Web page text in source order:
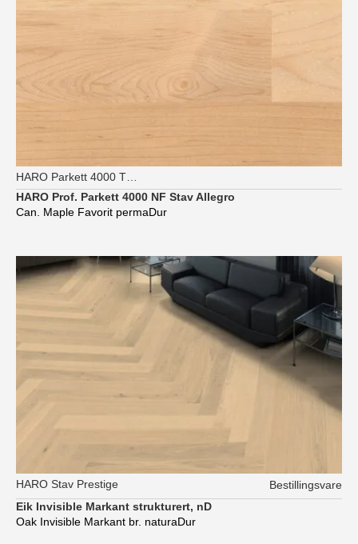
HARO Prof. Parkett 4000 NF Stav Allegro
Can. Maple Favorit permaDur
HARO Stav Prestige
Bestillingsvare
Eik Invisible Markant strukturert, nD
Oak Invisible Markant br. naturaDur